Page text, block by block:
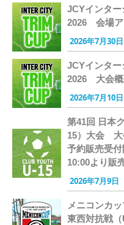
JCYインター
2026 会場ア
2026年7月30日
JCYインター
2026 大会概
2026年7月10日
第41回 日本
15）大会 大
予約販売受付
10:00より販
2026年7月9日
メニコンカ
東西対抗戦